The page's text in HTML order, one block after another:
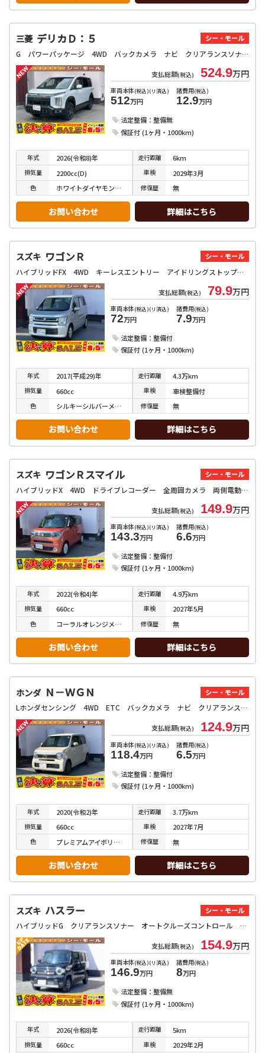
三菱 デリカＤ：５ シー・モール
G パワーパッケージ 4WD バックカメラ ナビ クリアランスソナー 両側電動スライドドア オートライト 電動リアゲート スマートキー アイドリングストップ 電動格納ミラー 3列シート AT アルミホイール USB
支払総額(税込) 524.9万円
車両本体(税込)(リ済込)
512万円
諸費用(税込)
12.9万円
法定整備：整備無
保証付 (1ヶ月・1000km)
年式 2026(令和8)年 走行距離 6km
排気量 2200cc(D) 車検 2029年3月
色 ホワイトダイヤモンド／ブラックマイカ 修復歴 無
お問い合わせ 詳細はこちら
スズキ ワゴンＲ シー・モール
ハイブリッドFX 4WD キーレスエントリー アイドリングストップ 電動格納ミラー シートヒーター ベンチシート CVT 盗難防止システム ABS ESC CD ミュージックプレイヤー接続可 アルミホイール
支払総額(税込) 79.9万円
車両本体(税込)(リ済込)
72万円
諸費用(税込)
7.9万円
法定整備：整備付
保証付 (1ヶ月・1000km)
年式 2017(平成29)年 走行距離 4.3万km
排気量 660cc 車検 車検整備付
色 シルキーシルバーメタリック 修復歴 無
お問い合わせ 詳細はこちら
スズキ ワゴンＲスマイル シー・モール
ハイブリッドX 4WD ドライブレコーダー 全周囲カメラ 両側電動スライドドア クリアランスソナー レーンアシスト 衝突被害軽減システム オートライト LEDヘッドランプ スマートキー アイドリングストップ
支払総額(税込) 149.9万円
車両本体(税込)(リ済込)
143.3万円
諸費用(税込)
6.6万円
法定整備：整備付
保証付 (1ヶ月・1000km)
年式 2022(令和4)年 走行距離 4.9万km
排気量 660cc 車検 2027年5月
色 コーラルオレンジメタリック／アーバンブラウンパールメタリック 修復歴 無
お問い合わせ 詳細はこちら
ホンダ Ｎ－ＷＧＮ シー・モール
Lホンダセンシング 4WD ETC バックカメラ ナビ クリアランスソナー オートクルーズコントロール レーンアシスト 衝突被害軽減システム オートライト スマートキー アイドリングストップ 電動格納ミラー
支払総額(税込) 124.9万円
車両本体(税込)(リ済込)
118.4万円
諸費用(税込)
6.5万円
法定整備：整備付
保証付 (1ヶ月・1000km)
年式 2020(令和2)年 走行距離 3.7万km
排気量 660cc 車検 2027年7月
色 プレミアムアイボリーパールⅡ 修復歴 無
お問い合わせ 詳細はこちら
スズキ ハスラー シー・モール
ハイブリッドG クリアランスソナー オートクルーズコントロール レーンアシスト 衝突被害軽減システム オートライト LEDヘッドランプ スマートキー アイドリングストップ 電動格納ミラー シートヒーター CVT
支払総額(税込) 154.9万円
車両本体(税込)(リ済込)
146.9万円
諸費用(税込)
8万円
法定整備：整備無
保証付 (1ヶ月・1000km)
年式 2026(令和8)年 走行距離 5km
排気量 660cc 車検 2029年2月